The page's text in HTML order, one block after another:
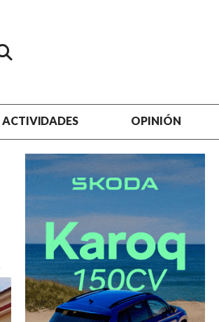
ACTIVIDADES OPINIÓN